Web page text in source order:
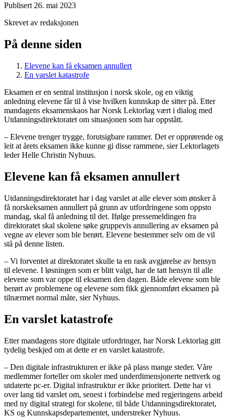
Publisert 26. mai 2023
Skrevet av redaksjonen
På denne siden
Elevene kan få eksamen annullert
En varslet katastrofe
Eksamen er en sentral institusjon i norsk skole, og en viktig
anledning elevene får til å vise hvilken kunnskap de sitter på. Etter
mandagens eksamenskaos har Norsk Lektorlag vært i dialog med
Utdanningsdirektoratet om situasjonen som har oppstått.
– Elevene trenger trygge, forutsigbare rammer. Det er opprørende og
leit at årets eksamen ikke kunne gi disse rammene, sier Lektorlagets
leder Helle Christin Nyhuus.
Elevene kan få eksamen annullert
Utdanningsdirektoratet har i dag varslet at alle elever som ønsker å
få norskeksamen annullert på grunn av utfordringene som oppsto
mandag, skal få anledning til det. Ifølge pressemeldingen fra
direktoratet skal skolene søke gruppevis annullering av eksamen på
vegne av elever som ble berørt. Elevene bestemmer selv om de vil
stå på denne listen.
– Vi forventet at direktoratet skulle ta en rask avgjørelse av hensyn
til elevene. I løsningen som er blitt valgt, har de tatt hensyn til alle
elevene som var oppe til eksamen den dagen. Både elevene som ble
berørt av problemene og elevene som fikk gjennomført eksamen på
tilnærmet normal måte, sier Nyhuus.
En varslet katastrofe
Etter mandagens store digitale utfordringer, har Norsk Lektorlag gitt
tydelig beskjed om at dette er en varslet katastrofe.
– Den digitale infrastrukturen er ikke på plass mange steder. Våre
medlemmer forteller om skoler med underdimensjonerte nettverk og
utdaterte pc-er. Digital infrastruktur er ikke prioritert. Dette har vi
over lang tid varslet om, senest i forbindelse med regjeringens arbeid
med ny digital strategi for skolene, til både Utdanningsdirektoratet,
KS og Kunnskapsdepartementet, understreker Nyhuus.